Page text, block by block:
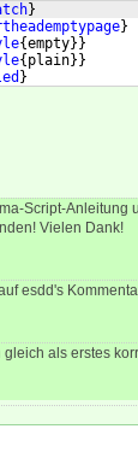
}
}
{empty}}
{ plain}}
}
Script-Anleitung
Vielen Dank!
esdd's
gleich als erstes